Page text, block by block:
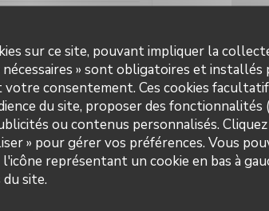
sur ce site, pouvant impliquer la
» sont obligatoires et installés
consentement. Ces cookies
du site, proposer des fonctionnalités
ou contenus personnalisés.
» pour gérer vos préférences. Vous
représentant un cookie en bas à
du site.
:5 /5 Qualité / Prix: 5/5
:5 /5 Qualité / Prix:5 /5
Valma